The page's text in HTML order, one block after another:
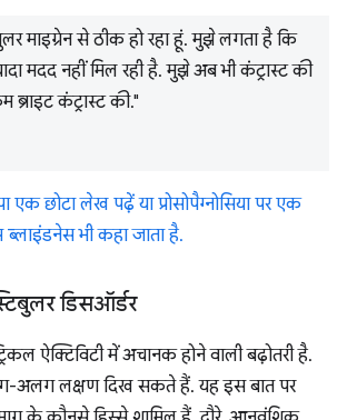
माइग्रेन से ठीक हो रहा हूं. मुझे लगता है कि
मदद नहीं मिल रही है. मुझे अब भी कंट्रास्ट की
कंट्रास्ट की."
एक छोटा लेख पढ़ें या प्रोसोपैग्नोसिया पर एक
भी कहा जाता है.
डिसऑर्डर
ऐक्टिविटी में अचानक होने वाली बढ़ोतरी है.
अलग लक्षण दिख सकते हैं. यह इस बात पर